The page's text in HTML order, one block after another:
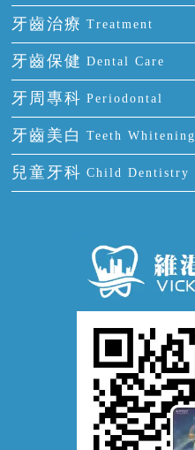
門牙缺失
多顆牙缺失
半口缺失
全口缺失
前牙反頜
牙齒擁擠
牙齒前突
牙齒稀疏
全瓷牙
烤瓷牙
氟斑牙
四環素牙
活動假牙
牙貼面
牙齒治療 Treatment
補牙
智齒
根管治療
拔牙
牙痛
牙齒保健 Dental Care
正確刷牙
全國愛牙日
預防牙病
牙科通識
牙周專科 Periodontal
牙周炎
牙齦出血
牙齦炎
牙齦萎縮
牙齒美白 Teeth Whitening
冷光美白
兒童牙科 Child Dentistry